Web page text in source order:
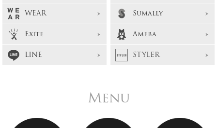
WEAR
Sumally
Exite
Ameba
LINE
STYLER
Menu